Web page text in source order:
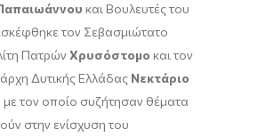
και Βουλευτές του
τον Σεβασμιώτατο
Πατρών Χρυσόστομο και τον
Δυτικής Ελλάδας Νεκτάριο
, με τον οποίο συζήτησαν θέματα
στην ενίσχυση του